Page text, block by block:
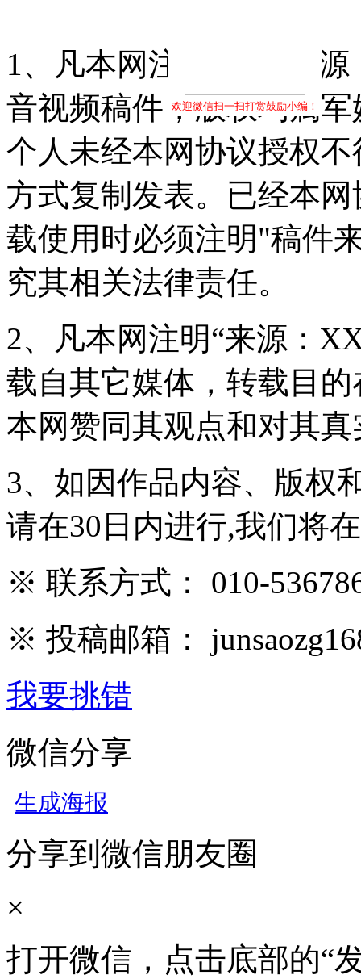
欢迎微信扫一扫打赏鼓励小编！
1、凡本网注明"稿件来
音视频稿件，版权均属
个人未经本网协议授权
方式复制发表。已经本
载使用时必须注明"稿件
究其相关法律责任。
2、凡本网注明“来源：
载自其它媒体，转载目
本网赞同其观点和对其
3、如因作品内容、版权
请在30日内进行,我们将
※ 联系方式： 010-
※ 投稿邮箱：
我要挑错
微信分享
生成海报
分享到微信朋友圈
×
打开微信，点击底部的“